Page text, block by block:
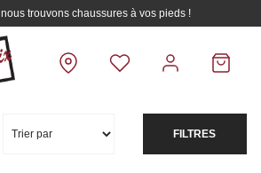
trouvons chaussures à vos pieds !
FILTRES